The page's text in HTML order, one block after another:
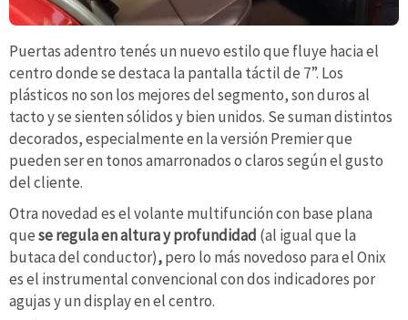
Puertas adentro tenés un nuevo estilo que fluye hacia el
centro donde se destaca la pantalla táctil de 7”. Los
plásticos no son los mejores del segmento, son duros al
tacto y se sienten sólidos y bien unidos. Se suman distintos
decorados, especialmente en la versión Premier que
pueden ser en tonos amarronados o claros según el gusto
del cliente.
Otra novedad es el volante multifunción con base plana
quese regula en altura y profundidad (al igual que la
butaca del conductor),pero lo más novedoso para el Onix
es el instrumental convencional con dos indicadores por
agujas y un display en el centro.